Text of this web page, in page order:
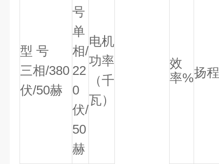
型 号
三相/380
伏/50赫
号
单
相/
22
0
伏/
50
赫
电机
功率
（千
瓦）
效
率%扬